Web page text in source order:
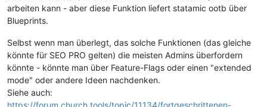
arbeiten kann - aber diese Funktion liefert statamic ootb über
Blueprints.
Selbst wenn man überlegt, das solche Funktionen (das gleiche
könnte für SEO PRO gelten) die meisten Admins überfordern
könnte - könnte man über Feature-Flags oder einen "extended
mode" oder andere Ideen nachdenken.
Siehe auch:
https://forum.church.tools/topic/11134/fortgeschrittenen-